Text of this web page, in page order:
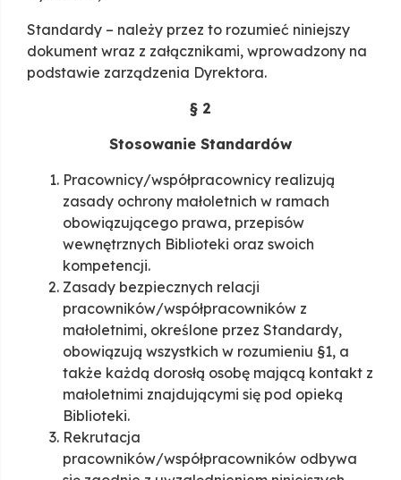
Standardy – należy przez to rozumieć niniejszy
dokument wraz z załącznikami, wprowadzony na
podstawie zarządzenia Dyrektora.
§ 2
Stosowanie Standardów
Pracownicy/współpracownicy realizują
zasady ochrony małoletnich w ramach
obowiązującego prawa, przepisów
wewnętrznych Biblioteki oraz swoich
kompetencji.
Zasady bezpiecznych relacji
pracowników/współpracowników z
małoletnimi, określone przez Standardy,
obowiązują wszystkich w rozumieniu §1, a
także każdą dorosłą osobę mającą kontakt z
małoletnimi znajdującymi się pod opieką
Biblioteki.
Rekrutacja
pracowników/współpracowników odbywa